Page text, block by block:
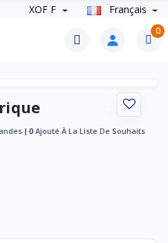
XOF F Français
0
0 Ajouté À La Liste De Souhaits